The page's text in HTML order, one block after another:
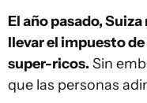
El año pasado,
llevar el impuesto
super-ricos. Sin
que las personas